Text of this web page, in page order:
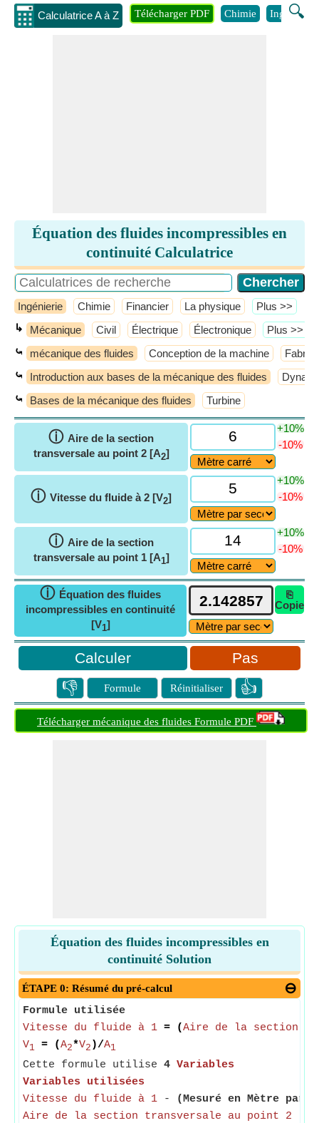
Calculatrice A à Z 🔍
Télécharger PDF Chimie Ingénierie
Équation des fluides incompressibles en
continuité Calculatrice
Ingénierie Chimie Financier La physique ​Plus >>
↳ Mécanique Civil Électrique Électronique ​Plus >>
⤿ mécanique des fluides Conception de la machine
⤿ Introduction aux bases de la mécanique des fluides
⤿ Bases de la mécanique des fluides Turbine
ⓘ Aire de la section
transversale au point 2 [A2]
+10%
-10%
ⓘ Vitesse du fluide à 2 [V2]
+10%
-10%
ⓘ Aire de la section
transversale au point 1 [A1]
+10%
-10%
ⓘ Équation des fluides
incompressibles en continuité
[V1]
⎘
Copie
Pas
👎 Formule Réinitialiser 👍
Télécharger mécanique des fluides Formule PDF
Équation des fluides incompressibles en
continuité Solution
ÉTAPE 0: Résumé du pré-calcul
Formule utilisée
Vitesse du fluide à 1 = (Aire de la section
V1 = (A2*V2 )/A1
Cette formule utilise 4 Variables
Variables utilisées
Vitesse du fluide à 1 -
(Mesuré en Mètre par
Aire de la section transversale au point 2